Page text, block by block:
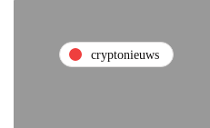
cryptonieuws